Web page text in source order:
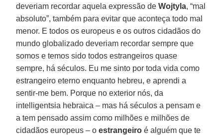
deveriam recordar aquela expressão de Wojtyla, “mal
absoluto”, também para evitar que aconteça todo mal
menor. E todos os europeus e os outros cidadãos do
mundo globalizado deveriam recordar sempre que
somos e temos sido todos estrangeiros quase
sempre, há séculos. Eu me sinto por toda vida como
estrangeiro eterno enquanto hebreu, e aprendi a
sentir-me bem. Porque no exterior nós, da
intelligentsia hebraica – mas há séculos a pensam e
a tem pensado assim como milhões e milhões de
cidadãos europeus – oestrangeiro é alguém que te